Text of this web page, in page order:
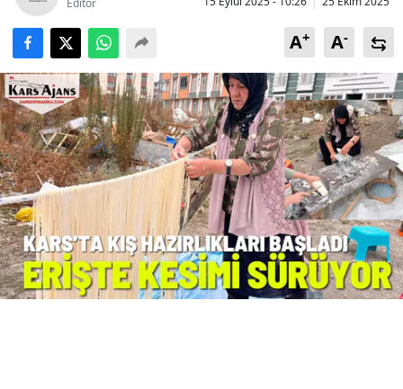
Burdur
Bursa
Çanakkale
Çankırı
Çorum
Denizli
Diyarbakır
Editör
A+ A-